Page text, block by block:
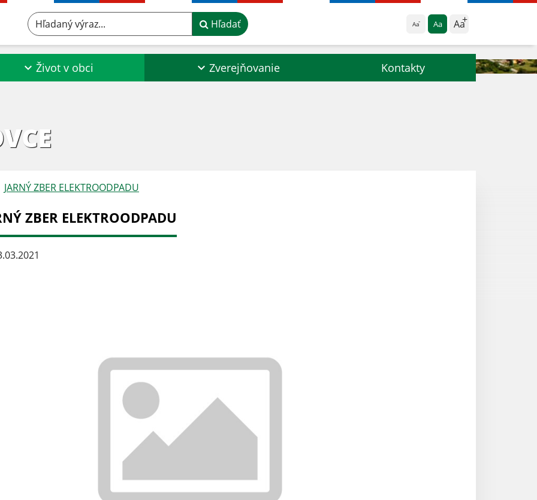
Aa Aa Aa
Hľadaný výraz... Hľadať
Život v obci Zverejňovanie Kontakty
JARNÝ ZBER ELEKTROODPADU
ZBER ELEKTROODPADU